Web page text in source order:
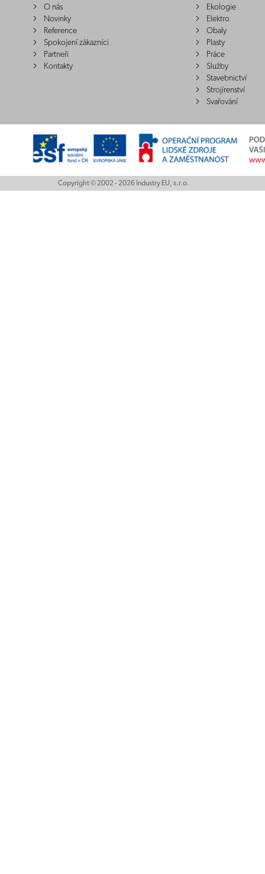
O nás
Novinky
Reference
Spokojení zákazníci
Partneři
Kontakty
Ekologie
Elektro
Obaly
Plasty
Práce
Služby
Stavebnictví
Strojírenství
Svařování
Copyright © 2002 - 2026 Industry EU, s.r.o.